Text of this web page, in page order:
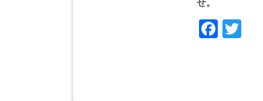
せ。